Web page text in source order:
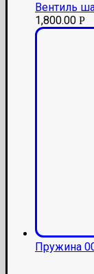
Вентиль
1,800.00 Р
Пружина